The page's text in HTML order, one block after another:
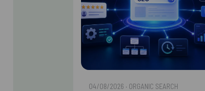
04/08/2026 · ORGANIC SEARCH